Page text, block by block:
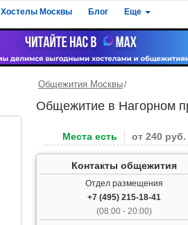
Хостелы Москвы Блог Еще
Общежития Москвы
Общежитие в Нагорном
Места есть от 240 руб.
Контакты общежития
Отдел размещения
+7 (495) 215-18-41
(08:00 - 20:00)